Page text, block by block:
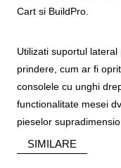
Cart si BuildPro.
Utilizati suportul
prindere, cum ar fi
consolele cu unghi
functionalitate mesei
pieselor
SIMILARE